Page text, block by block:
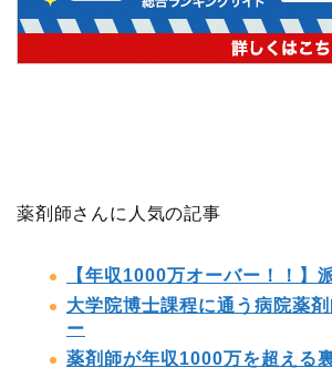
薬剤師さんに人気の記事
【年収1000万オーバー！！】
大学院博士課程に通う病院薬
ー
薬剤師が年収1000万を超える